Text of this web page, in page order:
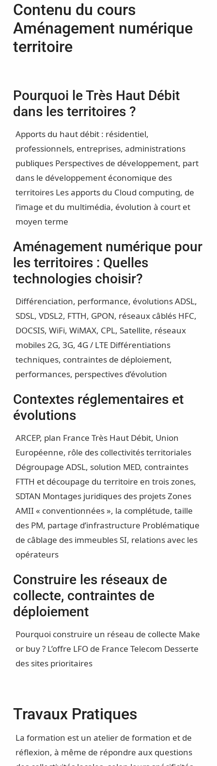
Contenu du cours
Aménagement numérique
territoire
Pourquoi le Très Haut Débit
dans les territoires ?
Apports du haut débit : résidentiel,
professionnels, entreprises, administrations
publiques Perspectives de développement, part
dans le développement économique des
territoires Les apports du Cloud computing, de
l’image et du multimédia, évolution à court et
moyen terme
Aménagement numérique pour
les territoires : Quelles
technologies choisir?
Différenciation, performance, évolutionsADSL,
SDSL, VDSL2, FTTH, GPON, réseaux câblés HFC,
DOCSIS, WiFi, WiMAX, CPL, Satellite, réseaux
mobiles 2G, 3G, 4G / LTE Différentiations
techniques, contraintes de déploiement,
performances, perspectives d’évolution
Contextes réglementaires et
évolutions
ARCEP, plan France Très Haut Débit, Union
Européenne, rôle des collectivités territoriales
Dégroupage ADSL, solution MED, contraintes
FTTH et découpage du territoire en trois zones,
SDTAN Montages juridiques des projetsZones
AMII « conventionnées », la complétude, taille
des PM, partage d’infrastructure Problématique
de câblage des immeublesSI, relations avec les
opérateurs
Construire les réseaux de
collecte, contraintes de
déploiement
Pourquoi construire un réseau de collecte Make
or buy ? L’offre LFO de France Telecom Desserte
des sites prioritaires
Travaux Pratiques
La formation est un atelier de formation et de
réflexion, à même de répondre aux questions